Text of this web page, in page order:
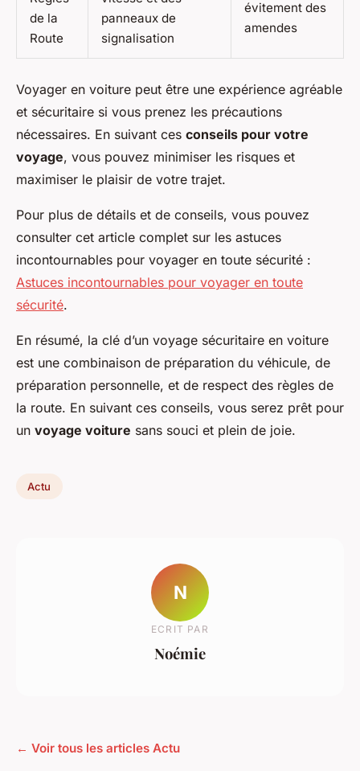
de la
Route
panneaux de
signalisation
évitement des
amendes
Voyager en voiture peut être une expérience agréable
et sécuritaire si vous prenez les précautions
nécessaires. En suivant ces conseils pour votre
voyage, vous pouvez minimiser les risques et
maximiser le plaisir de votre trajet.
Pour plus de détails et de conseils, vous pouvez
consulter cet article complet sur les astuces
incontournables pour voyager en toute sécurité :
Astuces incontournables pour voyager en toute
sécurité.
En résumé, la clé d’un voyage sécuritaire en voiture
est une combinaison de préparation du véhicule, de
préparation personnelle, et de respect des règles de
la route. En suivant ces conseils, vous serez prêt pour
un voyage voiture sans souci et plein de joie.
Actu
N
ECRIT PAR
Noémie
← Voir tous les articles Actu